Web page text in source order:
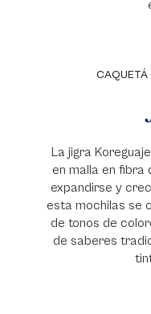
CAQUETÁ
La jigra
en malla en fibra
expandirse y
esta mochilas se
de tonos de
de saberes